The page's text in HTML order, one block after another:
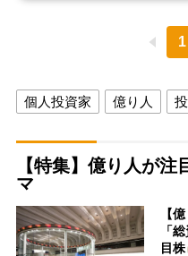
1
個人投資家 億り人
【特集】億り人が
マ
【
「
目株